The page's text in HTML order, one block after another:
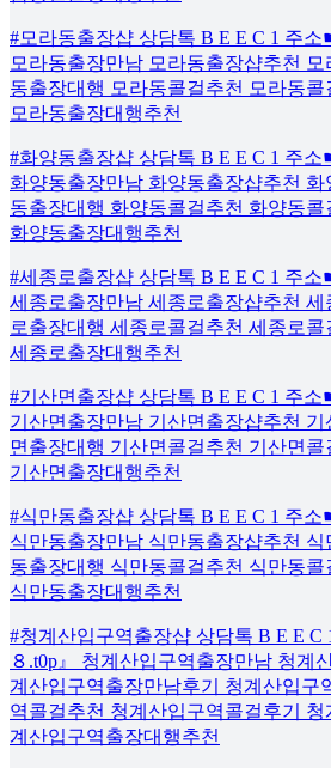
#모라동출장샵 상담톡 B E E C 1 주소
모라동출장만남 모라동출장샵추천
동출장대행 모라동콜걸추천 모라동콜
모라동출장대행추천
#화양동출장샵 상담톡 B E E C 1 주소
화양동출장만남 화양동출장샵추천
동출장대행 화양동콜걸추천 화양동콜
화양동출장대행추천
#세종로출장샵 상담톡 B E E C 1 주소
세종로출장만남 세종로출장샵추천
로출장대행 세종로콜걸추천 세종로콜
세종로출장대행추천
#기산면출장샵 상담톡 B E E C 1 주소
기산면출장만남 기산면출장샵추천
면출장대행 기산면콜걸추천 기산면콜
기산면출장대행추천
#식만동출장샵 상담톡 B E E C 1 주소
식만동출장만남 식만동출장샵추천
동출장대행 식만동콜걸추천 식만동콜
식만동출장대행추천
#청계산입구역출장샵 상담톡 B E E C
８.t0p』 청계산입구역출장만남 청계
계산입구역출장만남후기 청계산입구
역콜걸추천 청계산입구역콜걸후기
계산입구역출장대행추천